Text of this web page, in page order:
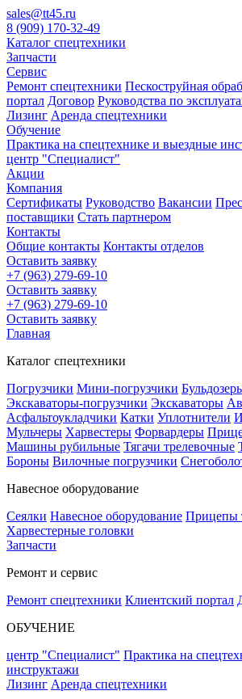
sales@tt45.ru
8 (909) 170-32-49
Каталог спецтехники
Запчасти
Сервис
Ремонт спецтехники Пескоструйная
портал Договор Руководства по
Лизинг Аренда спецтехники
Обучение
Практика на спецтехнике и выездные
центр "Специалист"
Акции
Компания
Сертификаты Руководство Вакансии
поставщики Стать партнером
Контакты
Общие контакты Контакты отделов
Оставить заявку
+7 (963) 279-69-10
Оставить заявку
+7 (963) 279-69-10
Оставить заявку
Главная
Каталог спецтехники
Погрузчики Мини-погрузчики
Экскаваторы-погрузчики Экскаваторы
Асфальтоукладчики Катки Уплотнители
Мульчеры Харвестеры Форвардеры
Машины рубильные Тягачи трелевочные
Бороны Вилочные погрузчики
Навесное оборудование
Сеялки Навесное оборудование Прицепы
Харвестерные головки
Запчасти
Ремонт и сервис
Ремонт спецтехники Клиентский портал
ОБУЧЕНИЕ
центр "Специалист" Практика на
инструктажи
Лизинг Аренда спецтехники